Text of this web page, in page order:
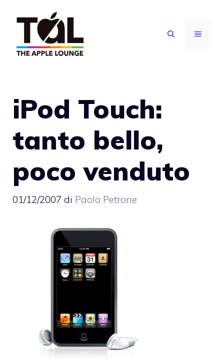
contenuto
MENU
iPod Touch:
tanto bello,
poco venduto
01/12/2007 di Paolo Petrone